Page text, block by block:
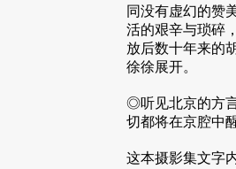
同没有虚幻的赞
活的艰辛与琐碎
放后数十年来的
徐徐展开。
◎听见北京的方
切都将在京腔中
这本摄影集文字